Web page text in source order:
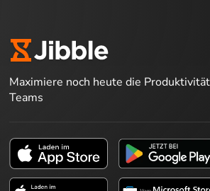
Maximiere noch heute die
Teams